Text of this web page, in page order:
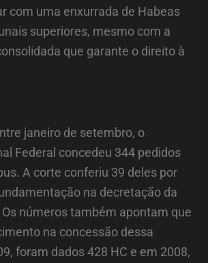
com uma enxurrada de Habeas
superiores, mesmo com a
que garante o direito à
janeiro de setembro, o
Federal concedeu 344 pedidos
A corte conferiu 39 deles por
na decretação da
números também apontam que
na concessão dessa
foram dados 428 HC e em 2008,